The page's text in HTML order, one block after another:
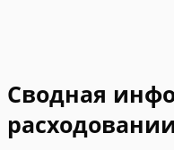
Сводная